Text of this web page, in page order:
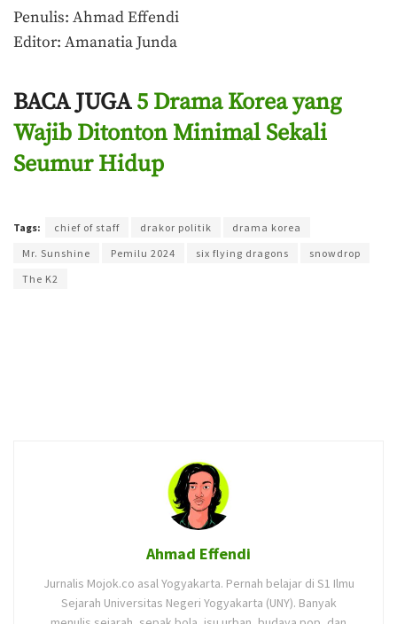
Penulis: Ahmad Effendi
Editor: Amanatia Junda
BACA JUGA5 Drama Korea yang
Wajib Ditonton Minimal Sekali
Seumur Hidup
Tags: chief of staff drakor politik
drama korea
Mr. Sunshine
Pemilu 2024 six flying dragons
snowdrop
The K2
Ahmad Effendi
Jurnalis Mojok.co asal Yogyakarta. Pernah belajar di S1 Ilmu
Sejarah Universitas Negeri Yogyakarta (UNY). Banyak